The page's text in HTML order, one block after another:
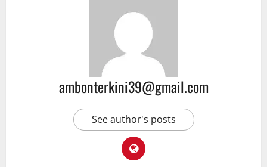
ambonterkini39@gmail.com
See author's posts